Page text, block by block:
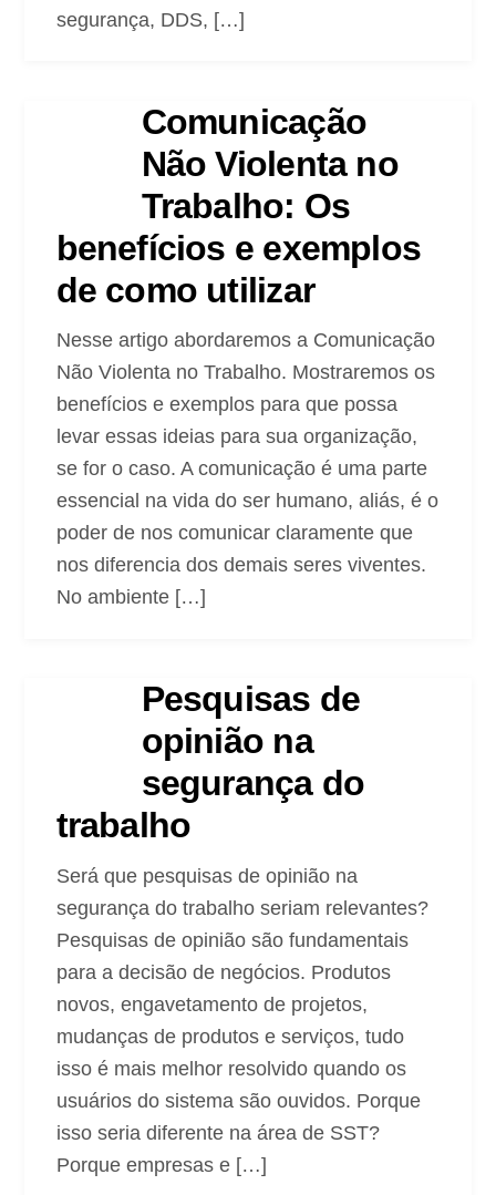
segurança, DDS, […]
Comunicação
Não Violenta no
Trabalho: Os
benefícios e exemplos
de como utilizar
Nesse artigo abordaremos a Comunicação
Não Violenta no Trabalho. Mostraremos os
benefícios e exemplos para que possa
levar essas ideias para sua organização,
se for o caso. A comunicação é uma parte
essencial na vida do ser humano, aliás, é o
poder de nos comunicar claramente que
nos diferencia dos demais seres viventes.
No ambiente […]
Pesquisas de
opinião na
segurança do
trabalho
Será que pesquisas de opinião na
segurança do trabalho seriam relevantes?
Pesquisas de opinião são fundamentais
para a decisão de negócios. Produtos
novos, engavetamento de projetos,
mudanças de produtos e serviços, tudo
isso é mais melhor resolvido quando os
usuários do sistema são ouvidos. Porque
isso seria diferente na área de SST?
Porque empresas e […]